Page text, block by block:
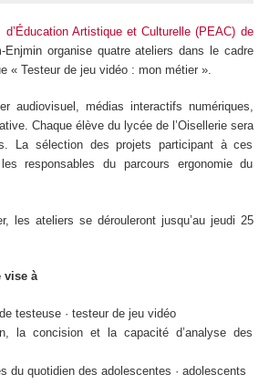
d’Éducation Artistique et Culturelle (PEAC) de
Enjmin organise quatre ateliers dans le cadre
« Testeur de jeu vidéo : mon métier ».
audiovisuel, médias interactifs numériques,
Chaque élève du lycée de l’Oisellerie sera
La sélection des projets participant à ces
responsables du parcours ergonomie du
les ateliers se dérouleront jusqu’au jeudi 25
vise à
testeuse · testeur de jeu vidéo
la concision et la capacité d’analyse des
du quotidien des adolescentes · adolescents